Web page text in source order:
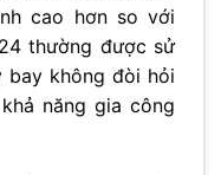
cao hơn so với
thường được sử
bay không đòi hỏi
năng gia công